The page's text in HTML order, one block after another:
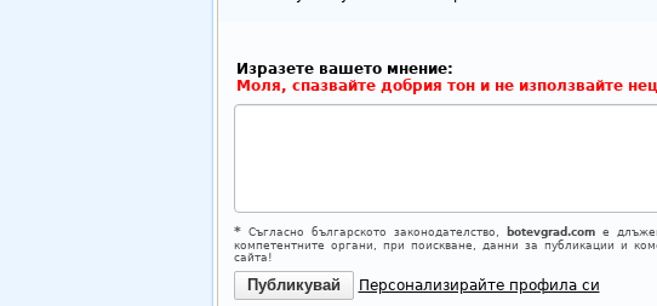
Изразете вашето мнение:
Моля, спазвайте добрия тон и не използвайте
*Съгласно българското законодателство, botevgrad.comе длъжен
компетентните органи, при поискване, данни за публикации и
сайта!
Персонализирайте профила си